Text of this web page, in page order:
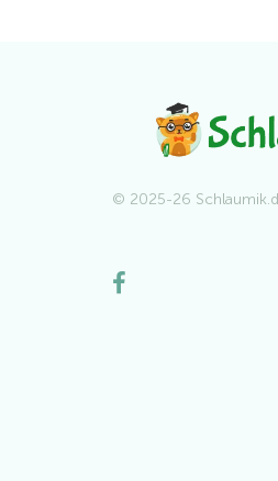
© 2025-26